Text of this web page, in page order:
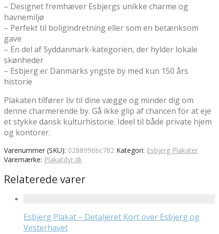
– Designet fremhæver Esbjergs unikke charme og
havnemiljø
– Perfekt til boligindretning eller som en betænksom
gave
– En del af Syddanmark-kategorien, der hylder lokale
skønheder
– Esbjerg er Danmarks yngste by med kun 150 års
historie
Plakaten tilfører liv til dine vægge og minder dig om
denne charmerende by. Gå ikke glip af chancen for at eje
et stykke dansk kulturhistorie. Ideel til både private hjem
og kontorer.
Varenummer (SKU): 0288996bc782 Kategori: Esbjerg Plakater
Varemærke: Plakatdyr.dk
Relaterede varer
Esbjerg Plakat – Detaljeret Kort over Esbjerg og
Vesterhavet